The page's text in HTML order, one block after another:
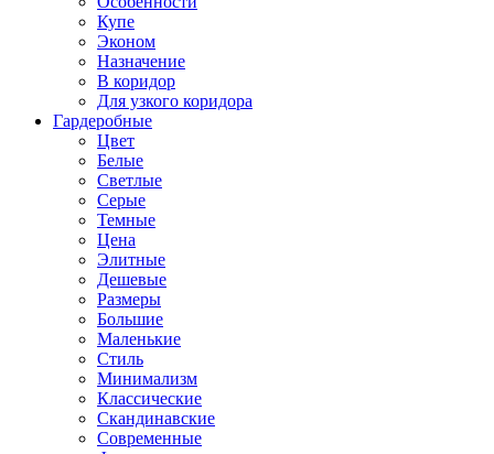
Купе
Эконом
Назначение
В коридор
Для узкого коридора
Гардеробные
Цвет
Белые
Светлые
Серые
Темные
Цена
Элитные
Дешевые
Размеры
Большие
Маленькие
Стиль
Минимализм
Классические
Скандинавские
Современные